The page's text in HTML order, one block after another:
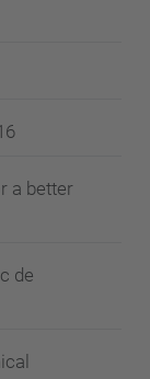
a better
de